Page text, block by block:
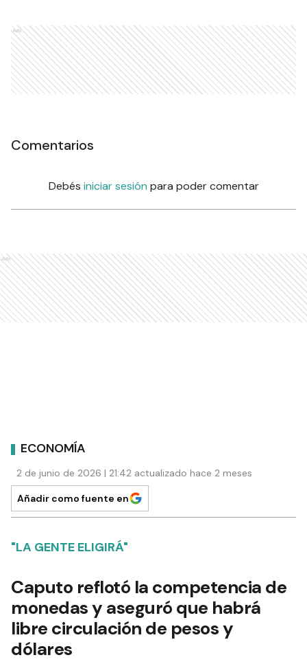
Ads
Comentarios
Debés iniciar sesión para poder comentar
Ads
ECONOMÍA
2 de junio de 2026 | 21:42 actualizado hace 2 meses
Añadir como fuente en
"LA GENTE ELIGIRÁ"
Caputo reflotó la competencia de
monedas y aseguró que habrá
libre circulación de pesos y
dólares